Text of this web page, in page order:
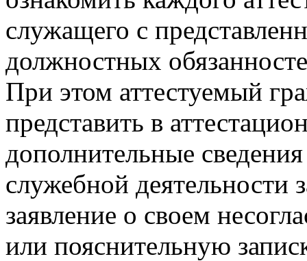
служащего с
должностных
При этом аттестуемый
представить в
дополнительные
служебной деятельности
заявление о своем
или пояснительную